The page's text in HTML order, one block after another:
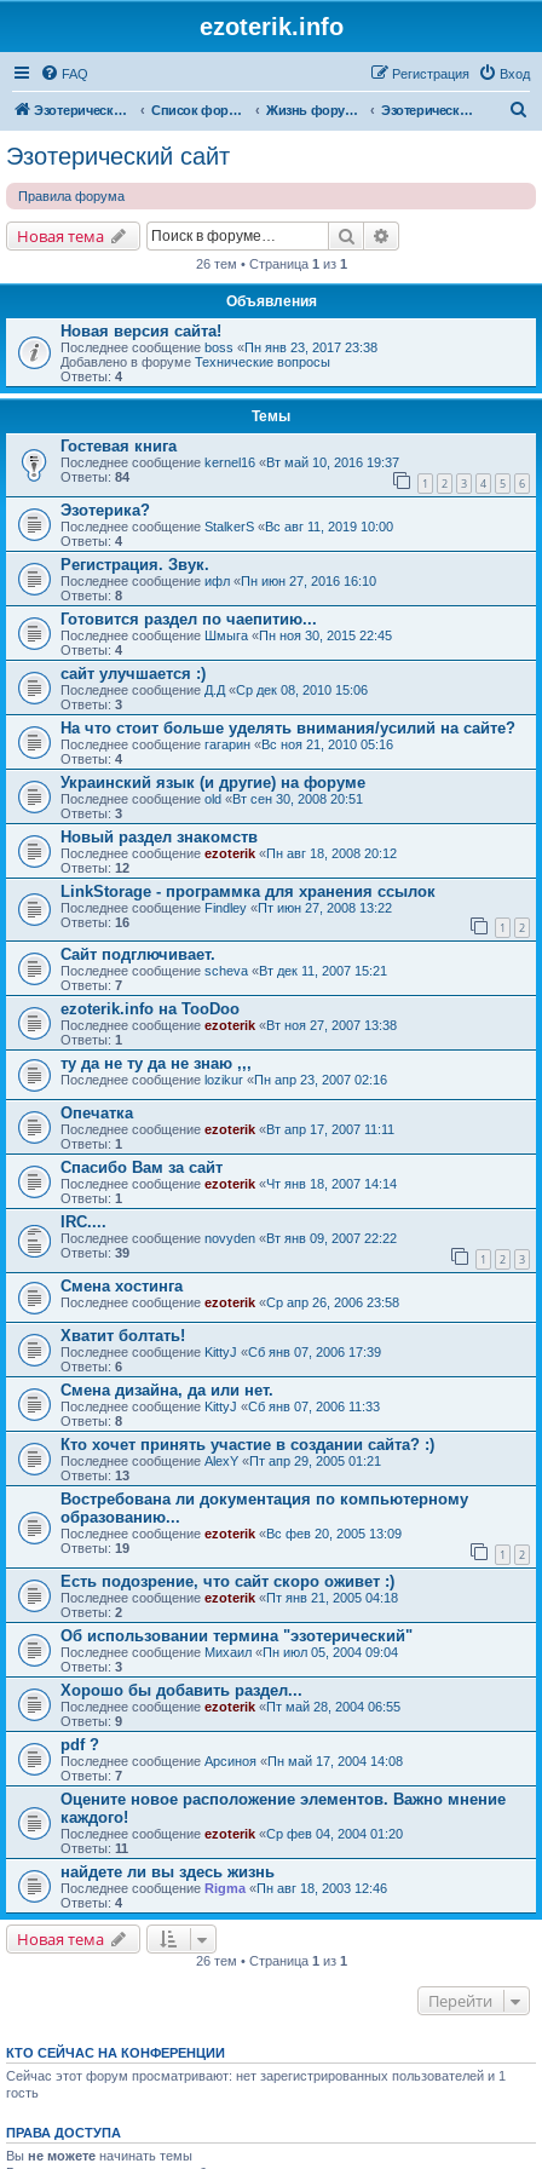
ezoterik.info
FAQ Вход
Регистрация
Эзотерический сайт Список форумов Жизнь форума и сайта Эзотерический сайт
Эзотерический сайт
Правила форума
Новая тема Поиск
26 тем • Страница 1 из 1
Объявления
Новая версия сайта!
Последнее сообщение boss «Пн янв 23, 2017 23:38
Добавлено в форуме Технические вопросы
Ответы: 4
Темы
Гостевая книга
Последнее сообщение kernel16 «Вт май 10, 2016 19:37
Ответы: 84 1 2 3 4 5 6
Эзотерика?
Последнее сообщение StalkerS «Вс авг 11, 2019 10:00
Ответы: 4
Регистрация. Звук.
Последнее сообщение ифл «Пн июн 27, 2016 16:10
Ответы: 8
Готовится раздел по чаепитию...
Последнее сообщение Шмыга «Пн ноя 30, 2015 22:45
Ответы: 4
сайт улучшается :)
Последнее сообщение Д.Д «Ср дек 08, 2010 15:06
Ответы: 3
На что стоит больше уделять внимания/усилий на сайте?
Последнее сообщение гагарин «Вс ноя 21, 2010 05:16
Ответы: 4
Украинский язык (и другие) на форуме
Последнее сообщение old «Вт сен 30, 2008 20:51
Ответы: 3
Новый раздел знакомств
Последнее сообщение ezoterik «Пн авг 18, 2008 20:12
Ответы: 12
LinkStorage - программка для хранения ссылок
Последнее сообщение Findley «Пт июн 27, 2008 13:22
Ответы: 16 1 2
Сайт подглючивает.
Последнее сообщение sсheva «Вт дек 11, 2007 15:21
Ответы: 7
ezoterik.info на TooDoo
Последнее сообщение ezoterik «Вт ноя 27, 2007 13:38
Ответы: 1
ту да не ту да не знаю ,,,
Последнее сообщение lozikur «Пн апр 23, 2007 02:16
Опечатка
Последнее сообщение ezoterik «Вт апр 17, 2007 11:11
Ответы: 1
Спасибо Вам за сайт
Последнее сообщение ezoterik «Чт янв 18, 2007 14:14
Ответы: 1
IRC....
Последнее сообщение novyden «Вт янв 09, 2007 22:22
Ответы: 39 1 2 3
Смена хостинга
Последнее сообщение ezoterik «Ср апр 26, 2006 23:58
Хватит болтать!
Последнее сообщение KittyJ «Сб янв 07, 2006 17:39
Ответы: 6
Смена дизайна, да или нет.
Последнее сообщение KittyJ «Сб янв 07, 2006 11:33
Ответы: 8
Кто хочет принять участие в создании сайта? :)
Последнее сообщение AlexY «Пт апр 29, 2005 01:21
Ответы: 13
Востребована ли документация по компьютерному
образованию...
Последнее сообщение ezoterik «Вс фев 20, 2005 13:09
Ответы: 19 1 2
Есть подозрение, что сайт скоро оживет :)
Последнее сообщение ezoterik «Пт янв 21, 2005 04:18
Ответы: 2
Об использовании термина "эзотерический"
Последнее сообщение Михаил «Пн июл 05, 2004 09:04
Ответы: 3
Хорошо бы добавить раздел...
Последнее сообщение ezoterik «Пт май 28, 2004 06:55
Ответы: 9
pdf ?
Последнее сообщение Арсиноя «Пн май 17, 2004 14:08
Ответы: 7
Оцените новое расположение элементов. Важно мнение
каждого!
Последнее сообщение ezoterik «Ср фев 04, 2004 01:20
Ответы: 11
найдете ли вы здесь жизнь
Последнее сообщение Rigma «Пн авг 18, 2003 12:46
Ответы: 4
Новая тема
26 тем • Страница 1 из 1
Перейти
КТО СЕЙЧАС НА КОНФЕРЕНЦИИ
Сейчас этот форум просматривают: нет зарегистрированных пользователей и 1
гость
ПРАВА ДОСТУПА
Вы не можете начинать темы